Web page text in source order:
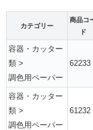
カテゴリー
商品コ
ド
容器・カッター
類 >
調色用ペーパー
62233
容器・カッター
類 >
調色用ペーパー
61232